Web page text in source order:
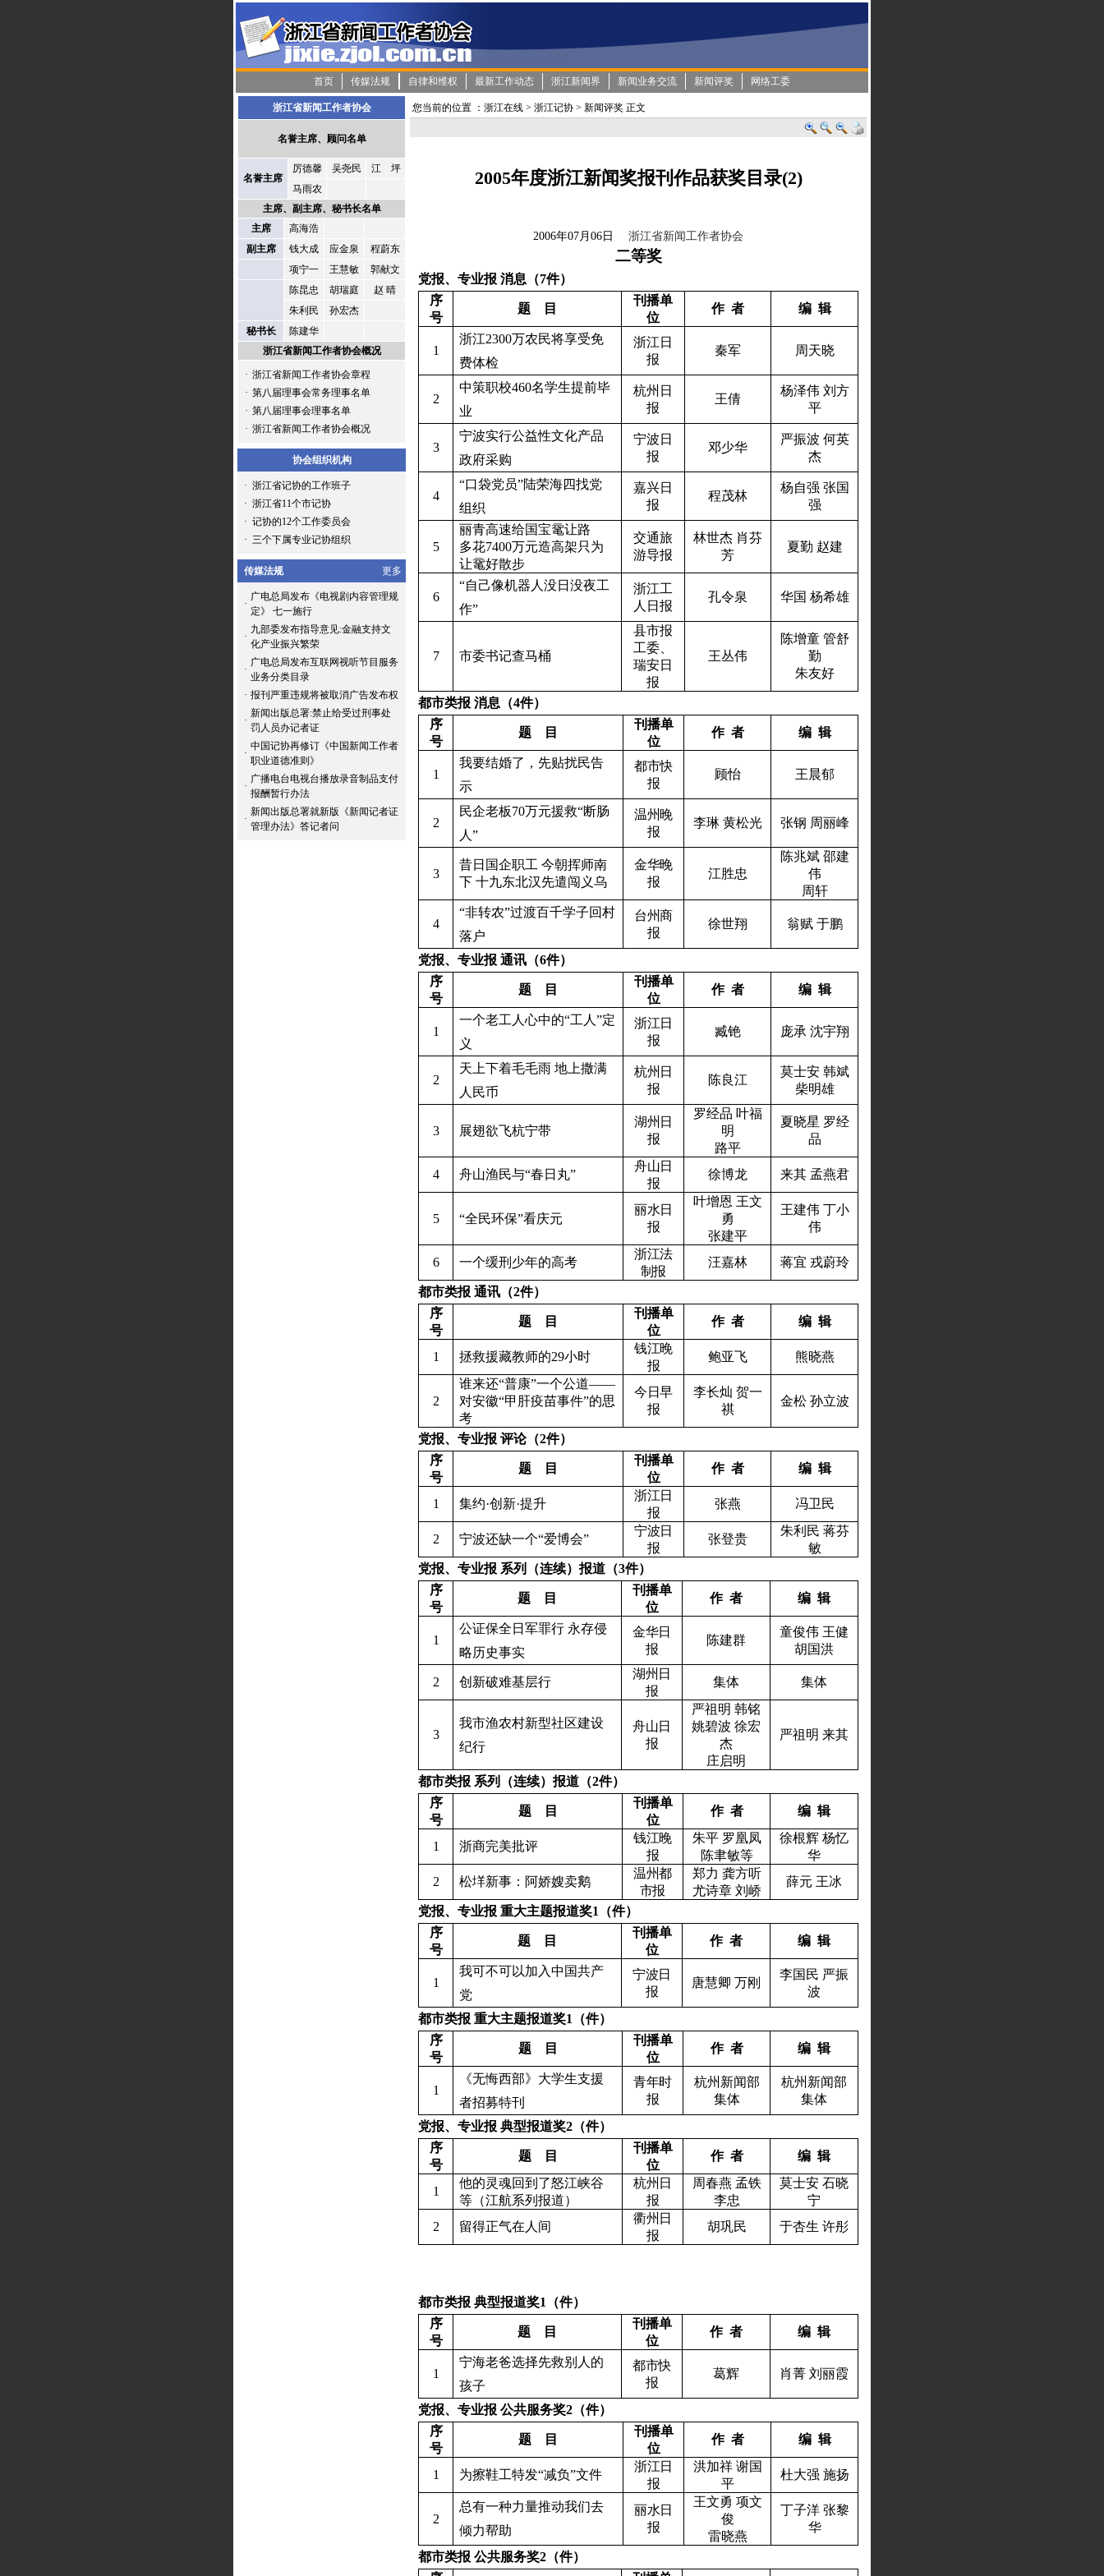
首页 传媒法规 自律和维权 最新工作动态 浙江新闻界 新闻业务交流 新闻评奖 网络工委
浙江省新闻工作者协会
名誉主席、顾问名单
名誉主席
厉德馨 吴尧民
江 坪
马雨农
主席、副主席、秘书长名单
主席
高海浩
副主席
钱大成 应金泉
程蔚东
项宁一
王慧敏
郭献文
陈昆忠
胡瑞庭
赵 晴
朱利民
孙宏杰
秘书长
陈建华
浙江省新闻工作者协会概况
· 浙江省新闻工作者协会章程
· 第八届理事会常务理事名单
· 第八届理事会理事名单
· 浙江省新闻工作者协会概况
协会组织机构
· 浙江省记协的工作班子
· 浙江省11个市记协
· 记协的12个工作委员会
· 三个下属专业记协组织
传媒法规 更多
·
广电总局发布《电视剧内容管理规
定》 七一施行
·
九部委发布指导意见:金融支持文
化产业振兴繁荣
·
广电总局发布互联网视听节目服务
业务分类目录
· 报刊严重违规将被取消广告发布权
·
新闻出版总署:禁止给受过刑事处
罚人员办记者证
·
中国记协再修订《中国新闻工作者
职业道德准则》
·
广播电台电视台播放录音制品支付
报酬暂行办法
·
新闻出版总署就新版《新闻记者证
管理办法》答记者问
您当前的位置 ： 浙江在线 > 浙江记协 > 新闻评奖 正文
2005年度浙江新闻奖报刊作品获奖目录(2)
2006年07月06日 浙江省新闻工作者协会
二等奖
党报、专业报 消息（7件）
序
号
题 目
刊播单
位
作 者 编 辑
1
浙江2300万农民将享受免
费体检
浙江日
报
秦军 周天晓
2
中策职校460名学生提前毕
业
杭州日
报
王倩
杨泽伟 刘方
平
3
宁波实行公益性文化产品
政府采购
宁波日
报
邓少华
严振波 何英
杰
4
“口袋党员”陆荣海四找党
组织
嘉兴日
报
程茂林
杨自强 张国
强
5
丽青高速给国宝鼋让路
多花7400万元造高架只为
让鼋好散步
交通旅
游导报
林世杰 肖芬
芳
夏勤 赵建
6
“自己像机器人没日没夜工
作”
浙江工
人日报
孔令泉 华国 杨希雄
7 市委书记查马桶
县市报
工委、
瑞安日
报
王丛伟
陈增童 管舒
勤
朱友好
都市类报 消息（4件）
序
号
题 目
刊播单
位
作 者 编 辑
1
我要结婚了，先贴扰民告
示
都市快
报
顾怡 王晨郁
2
民企老板70万元援救“断肠
人”
温州晚
报
李琳 黄松光 张钢 周丽峰
3
昔日国企职工 今朝挥师南
下 十九东北汉先遣闯义乌
金华晚
报
江胜忠
陈兆斌 邵建
伟
周轩
4
“非转农”过渡百千学子回村
落户
台州商
报
徐世翔 翁赋 于鹏
党报、专业报 通讯（6件）
序
号
题 目
刊播单
位
作 者 编 辑
1
一个老工人心中的“工人”定
义
浙江日
报
臧铯 庞承 沈宇翔
2
天上下着毛毛雨 地上撒满
人民币
杭州日
报
陈良江
莫士安 韩斌
柴明雄
3 展翅欲飞杭宁带
湖州日
报
罗经品 叶福
明
路平
夏晓星 罗经
品
4 舟山渔民与“春日丸”
舟山日
报
徐博龙 来其 孟燕君
5 “全民环保”看庆元
丽水日
报
叶增恩 王文
勇
张建平
王建伟 丁小
伟
6 一个缓刑少年的高考
浙江法
制报
汪嘉林 蒋宜 戎蔚玲
都市类报 通讯（2件）
序
号
题 目
刊播单
位
作 者 编 辑
1 拯救援藏教师的29小时
钱江晚
报
鲍亚飞 熊晓燕
2
谁来还“普康”一个公道——
对安徽“甲肝疫苗事件”的思
考
今日早
报
李长灿 贺一
祺
金松 孙立波
党报、专业报 评论（2件）
序
号
题 目
刊播单
位
作 者 编 辑
1 集约·创新·提升
浙江日
报
张燕 冯卫民
2 宁波还缺一个“爱博会”
宁波日
报
张登贵
朱利民 蒋芬
敏
党报、专业报 系列（连续）报道（3件）
序
号
题 目
刊播单
位
作 者 编 辑
1
公证保全日军罪行 永存侵
略历史事实
金华日
报
陈建群
童俊伟 王健
胡国洪
2 创新破难基层行
湖州日
报
集体 集体
3
我市渔农村新型社区建设
纪行
舟山日
报
严祖明 韩铭
姚碧波 徐宏
杰
庄启明
严祖明 来其
都市类报 系列（连续）报道（2件）
序
号
题 目
刊播单
位
作 者 编 辑
1 浙商完美批评
钱江晚
报
朱平 罗凰凤
陈聿敏等
徐根辉 杨忆
华
2
松垟新事：阿娇嫂卖鹅
温州都
市报
郑力 龚方听
尤诗章 刘 峤
薛元 王冰
党报、专业报 重大主题报道奖1（件）
序
号
题 目
刊播单
位
作 者 编 辑
1
我可不可以加入中国共产
党
宁波日
报
唐慧卿 万刚
李国民 严振
波
都市类报 重大主题报道奖1（件）
序
号
题 目
刊播单
位
作 者 编 辑
1
《无悔西部》大学生支援
者招募特刊
青年时
报
杭州新闻部
集体
杭州新闻部
集体
党报、专业报 典型报道奖2（件）
序
号
题 目
刊播单
位
作 者 编 辑
1
他的灵魂回到了怒江峡谷
等（江航系列报道）
杭州日
报
周春燕 孟铁
李忠
莫士安 石晓
宁
2
留得正气在人间
衢州日
报
胡巩民 于杏生 许彤
都市类报 典型报道奖1（件）
序
号
题 目
刊播单
位
作 者 编 辑
1
宁海老爸选择先救别人的
孩子
都市快
报
葛辉 肖菁 刘丽霞
党报、专业报 公共服务奖2（件）
序
号
题 目
刊播单
位
作 者 编 辑
1 为擦鞋工特发“减负”文件
浙江日
报
洪加祥 谢国
平
杜大强 施扬
2
总有一种力量推动我们去
倾力帮助
丽水日
报
王文勇 项文
俊
雷晓燕
丁子洋 张黎
华
都市类报 公共服务奖2（件）